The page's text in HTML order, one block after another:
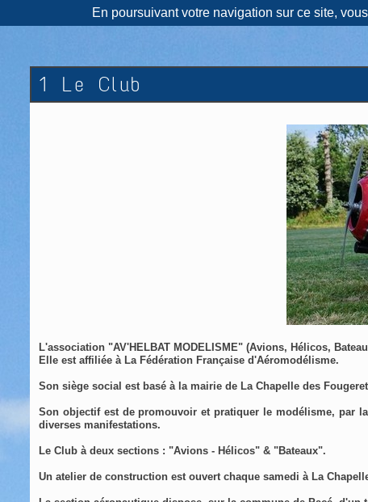
En poursuivant votre navigation sur ce site,
1 Le Club
L'association "AV'HELBAT MODELISME" (Avions, Hélicos,
Elle est affiliée à La Fédération Française d'Aéromodé lisme.
Son siège social est basé à la mairie de La Chapelle des
Son objectif est de promouvoir et pratiquer le modélisme, par
diverses manifestations.
Le Club à deux sections : "Avions - Hélicos" & "Bateaux".
Un atelier de construction est ouvert chaque samedi à La